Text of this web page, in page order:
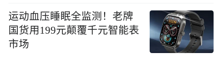
运动血压睡眠全监测！老牌
国货用199元颠覆千元智能表
市场